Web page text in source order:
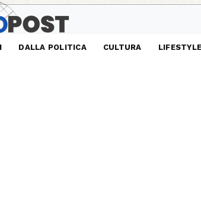
DALLA POLITICA CULTURA LIFESTYLE